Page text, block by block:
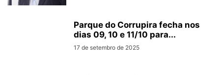
Parque do Corrupira fecha nos
dias 09, 10 e 11/10 para...
17 de setembro de 2025